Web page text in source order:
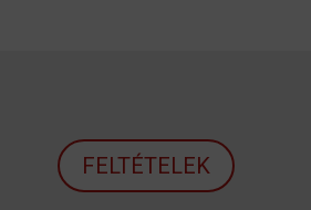
FELTÉTELEK